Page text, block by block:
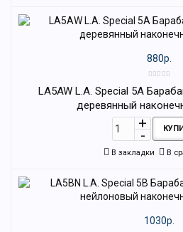
880р.
LA5AW L.A. Special 5A
деревянный
В закладки В
1030р.